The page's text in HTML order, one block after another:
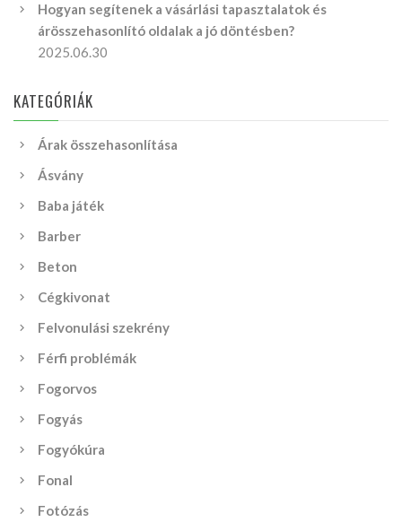
Hogyan segítenek a vásárlási tapasztalatok és
árösszehasonlító oldalak a jó döntésben?
2025.06.30
KATEGÓRIÁK
Árak összehasonlítása
Ásvány
Baba játék
Barber
Beton
Cégkivonat
Felvonulási szekrény
Férfi problémák
Fogorvos
Fogyás
Fogyókúra
Fonal
Fotózás